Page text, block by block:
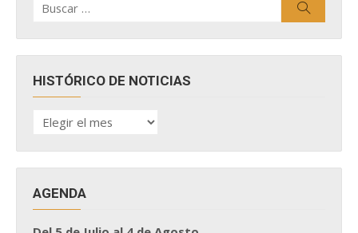
por:
HISTÓRICO DE NOTICIAS
HISTÓRICO
DE
AGENDA